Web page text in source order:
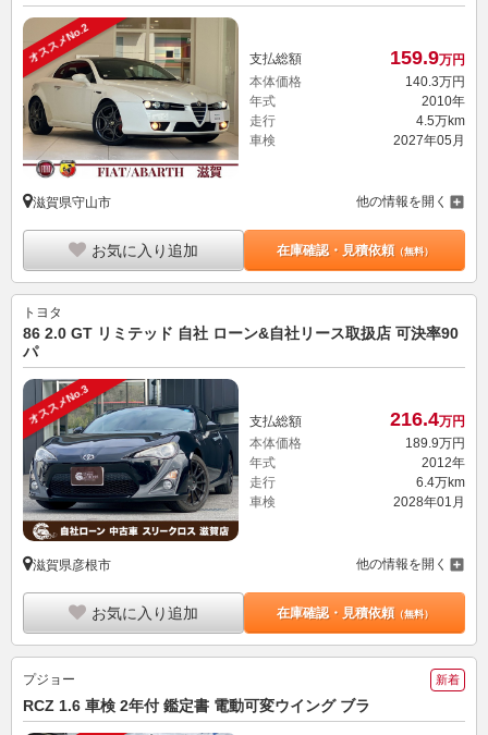
オススメNo.2 支払総額 159.9万円
本体価格
140. 3万円
年式
2010年
走行
4.5万km
車検
2027年05月
滋賀県守山市 他の情報を開く
お気に入り追加 在庫確認・見積依頼（無料）
トヨタ
86 2.0 GT リミテッド 自社 ローン&自社リース取扱店 可決率90
パ
オススメNo.3 支払総額 216.4万円
本体価格
189.9万円
年式
2012年
走行
6.4万km
車検
2028年01月
滋賀県彦根市 他の情報を開く
お気に入り追加 在庫確認・見積依頼（無料）
プジョー 新着
RCZ 1.6 車検 2年付 鑑定書 電動可変ウイング ブラ